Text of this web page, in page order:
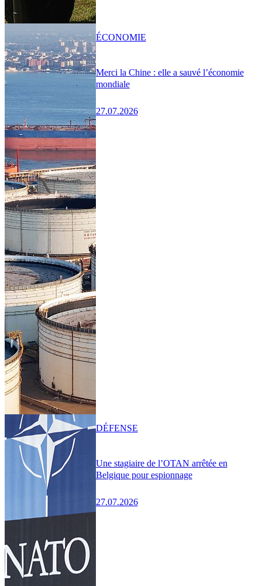
Merci la Chine : elle a sauvé l’économie
mondiale
27.07.2026
ÉCONOMIE
Une stagiaire de l’OTAN arrêtée en
Belgique pour espionnage
27.07.2026
DÉFENSE